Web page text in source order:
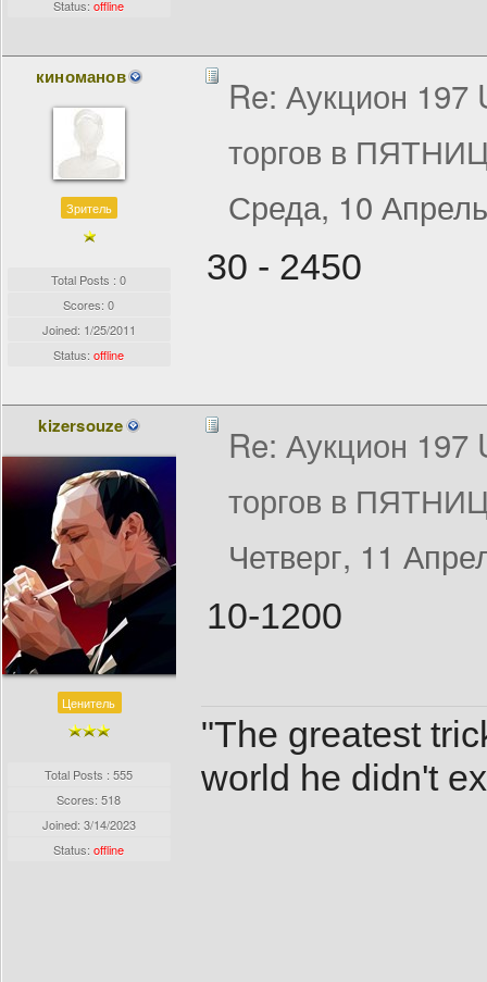
Status:offline
киноманов
Зритель
Total Posts : 0
Scores: 0
Joined: 1/25/2011
Status:offline
Re: Аукцион 197
торгов в
Среда, 10
30 - 2450
kizersouze
Ценитель
Total Posts : 555
Scores: 518
Joined: 3/14/2023
Status:offline
Re: Аукцион 197
торгов в
Четверг, 11
10-1200
"The greatest
world he didn't